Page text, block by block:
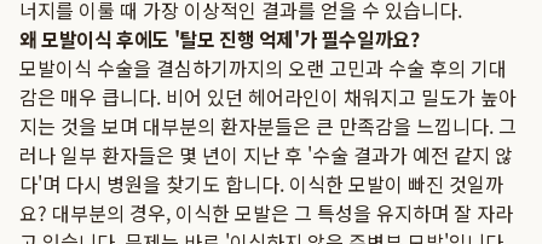
너지를 이룰 때 가장 이상적인 결과를 얻을 수 있습니다.
왜 모발이식 후에도 '탈모 진행 억제'가 필수일까요?
모발이식 수술을 결심하기까지의 오랜 고민과 수술 후의 기대
감은 매우 큽니다. 비어 있던 헤어라인이 채워지고 밀도가 높아
지는 것을 보며 대부분의 환자분들은 큰 만족감을 느낍니다. 그
러나 일부 환자들은 몇 년이 지난 후 '수술 결과가 예전 같지 않
다'며 다시 병원을 찾기도 합니다. 이식한 모발이 빠진 것일까
요? 대부분의 경우, 이식한 모발은 그 특성을 유지하며 잘 자라